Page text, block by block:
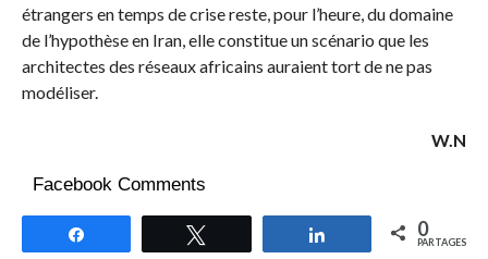
étrangers en temps de crise reste, pour l’heure, du domaine
de l’hypothèse en Iran, elle constitue un scénario que les
architectes des réseaux africains auraient tort de ne pas
modéliser.
W.N
Facebook Comments
Partagez 0
PARTAGES